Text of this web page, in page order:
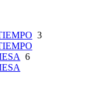
3
6